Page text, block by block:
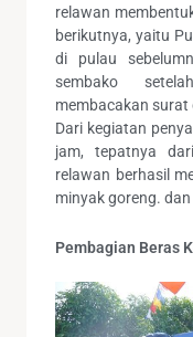
relawan
berikutnya, yaitu
di pulau
sembako
membacakan surat
Dari kegiatan
jam, tepatnya
relawan berhasil
minyak goreng.
Pembagian Beras